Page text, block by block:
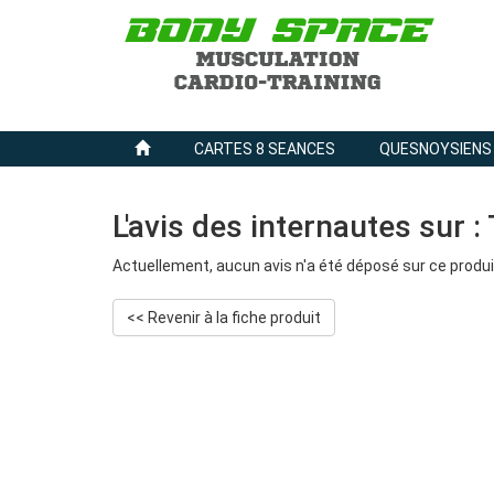
CARTES 8 SEANCES QUESNOYSIENS
L'avis des internautes sur
Actuellement, aucun avis n'a été déposé sur ce
<< Revenir à la fiche produit